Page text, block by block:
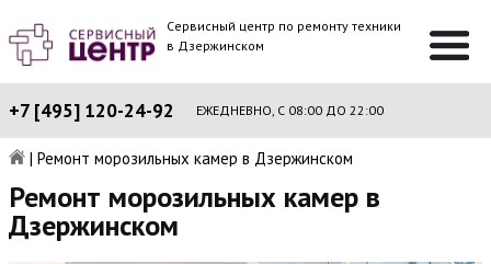
Сервисный центр по ремонту техники
в Дзержинском
+7 [495] 120-24-92 ЕЖЕДНЕВНО, С 08:00 ДО 22:00
| Ремонт морозильных камер в Дзержинском
Ремонт морозильных камер в
Дзержинском